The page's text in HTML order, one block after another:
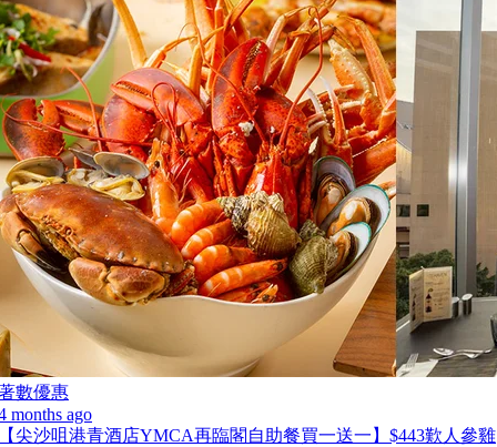
數優惠
months ago
尖沙咀港青酒店YMCA再臨閣自助餐買一送一】$443歎人參雞